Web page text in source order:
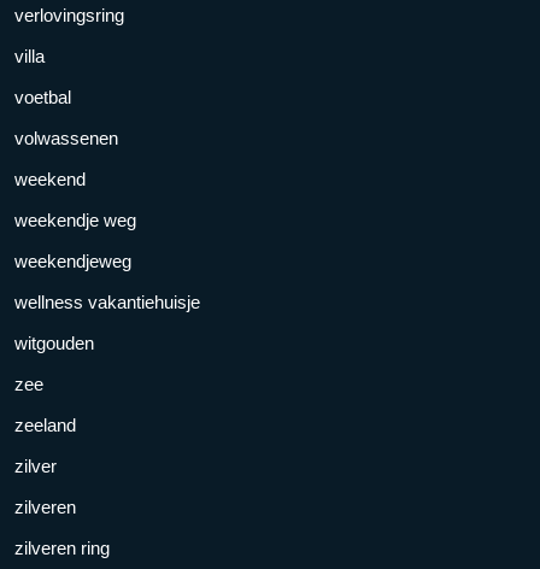
verlovingsring
villa
voetbal
volwassenen
weekend
weekendje weg
weekendjeweg
wellness vakantiehuisje
witgouden
zee
zeeland
zilver
zilveren
zilveren ring